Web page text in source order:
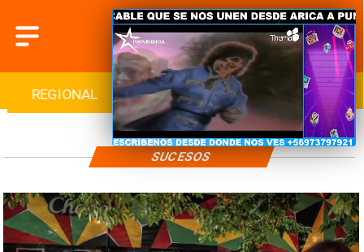
REGIONAL INTERNACIONAL DEPORTES
SUCESOS